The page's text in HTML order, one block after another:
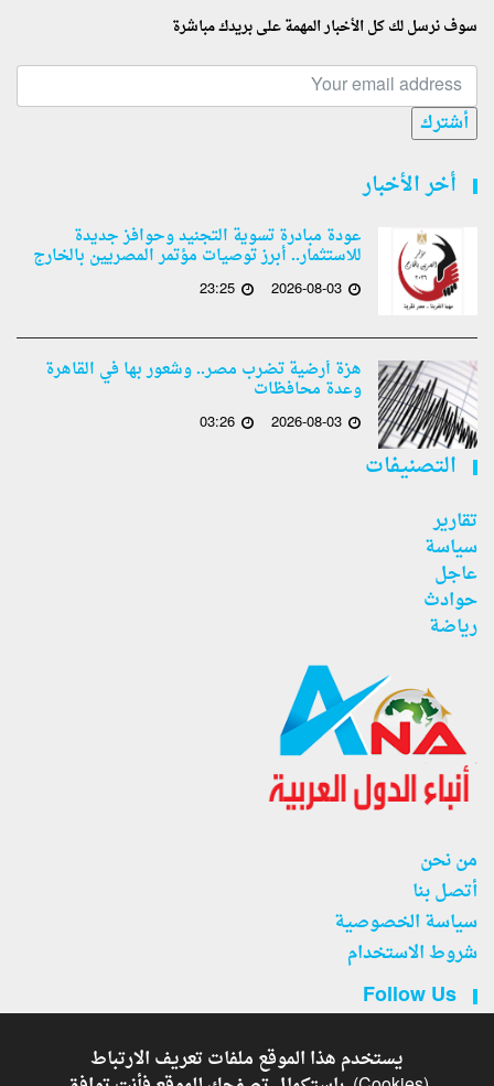
سوف نرسل لك كل الأخبار المهمة على بريدك مباشرة
أشترك
أخر الأخبار
عودة مبادرة تسوية التجنيد وحوافز جديدة
للاستثمار.. أبرز توصيات مؤتمر المصريين بالخارج
2026-08-03
23:25
هزة أرضية تضرب مصر.. وشعور بها في القاهرة
وعدة محافظات
2026-08-03
03:26
التصنيفات
تقارير
سياسة
عاجل
حوادث
رياضة
من نحن
أتصل بنا
سياسة الخصوصية
شروط الاستخدام
Follow Us
يستخدم هذا الموقع ملفات تعريف الارتباط